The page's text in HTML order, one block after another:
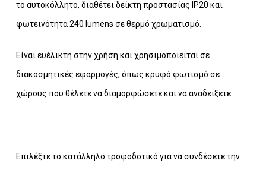
το αυτοκόλλητο, διαθέτει δείκτη προστασίας IP20 και
φωτεινότητα 240 lumens σε θερμό χρωματισμό.
Eίναι ευέλικτη στην χρήση και χρησιμοποιείται σε
διακοσμητικές εφαρμογές, όπως κρυφό φωτισμό σε
χώρους που θέλετε να διαμορφώσετε και να αναδείξετε.
Επιλέξτε το κατάλληλο τροφοδοτικό για να συνδέσετε την